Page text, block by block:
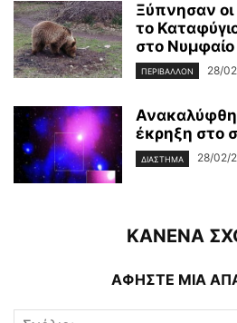
Ξύπνησαν οι
το
στο Νυμφαίο
ΠΕΡΙΒΆΛΛΟΝ 28/
έκρηξη στο
ΔΙΆΣΤΗΜΑ 28/02/
ΚΑΝΕΝΑ
ΑΦΗΣΤΕ ΜΙΑ